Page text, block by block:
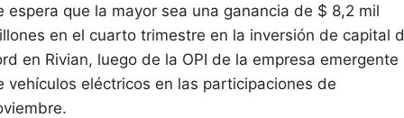
espera que la mayor sea una ganancia de $ 8,2 mil
en el cuarto trimestre en la inversión de capital
en Rivian, luego de la OPI de la empresa emergente
vehículos eléctricos en las participaciones de